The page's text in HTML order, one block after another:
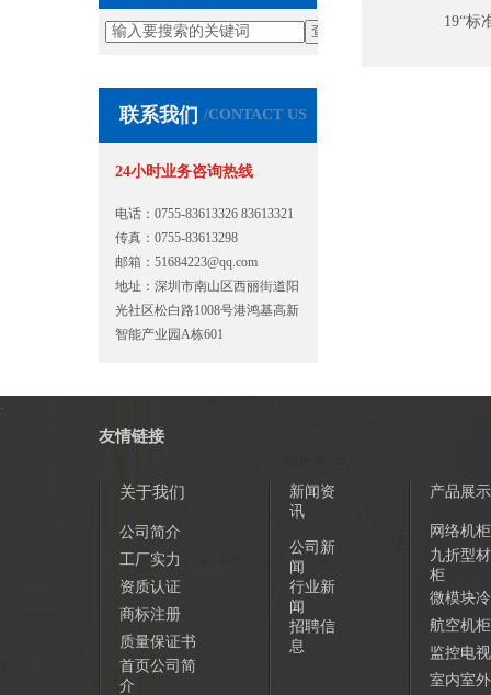
联系我们 /CONTACT US
24小时业务咨询热线
电话：0755-83613326 83613321
传真：0755-83613298
邮箱： 51684223@qq.com
地址：深圳市南山区西丽街道阳
光社区松白路1008号港鸿基高新
智能产业园A栋601
19“标
.
友情链接
关于我们
公司简介
工厂实力
资质认证
商标注册
质量保证书
首页公司简
介
新闻资
讯
公司新
闻
行业新
闻
招聘信
息
产品展示
网络机柜
九折型
柜
微模块
航空机柜
监控电
室内室